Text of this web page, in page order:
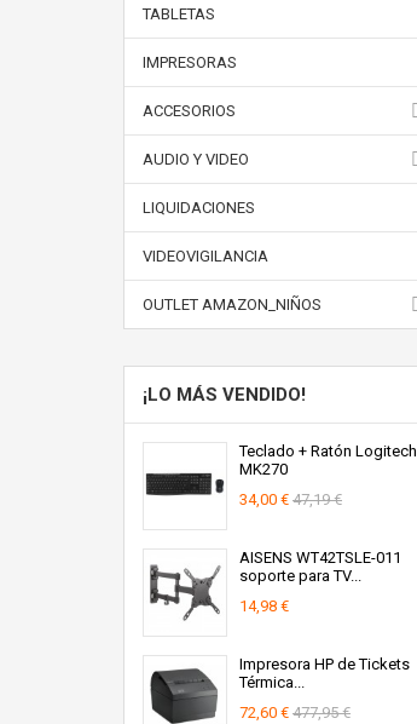
TABLETAS
IMPRESORAS
ACCESORIOS
AUDIO Y VIDEO
LIQUIDACIONES
VIDEOVIGILANCIA
OUTLET AMAZON_NIÑOS
¡LO MÁS VENDIDO!
Teclado + Ratón Logitech
MK270
34,00 € 47,19 €
AISENS WT42TSLE-011
soporte para TV...
14,98 €
Impresora HP de Tickets
Térmica...
72,60 € 477,95 €